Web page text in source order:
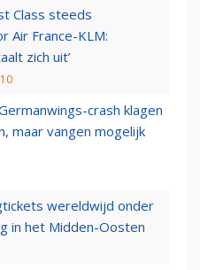
Class steeds
Air France-KLM:
zich uit’
crash klagen
maar vangen mogelijk
wereldwijd onder
in het Midden-Oosten